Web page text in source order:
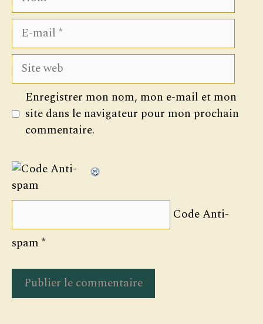
E-
mail
Site
web
Enregistrer mon nom, mon e-mail et mon
site dans le navigateur pour mon prochain
commentaire.
Code Anti-
spam *